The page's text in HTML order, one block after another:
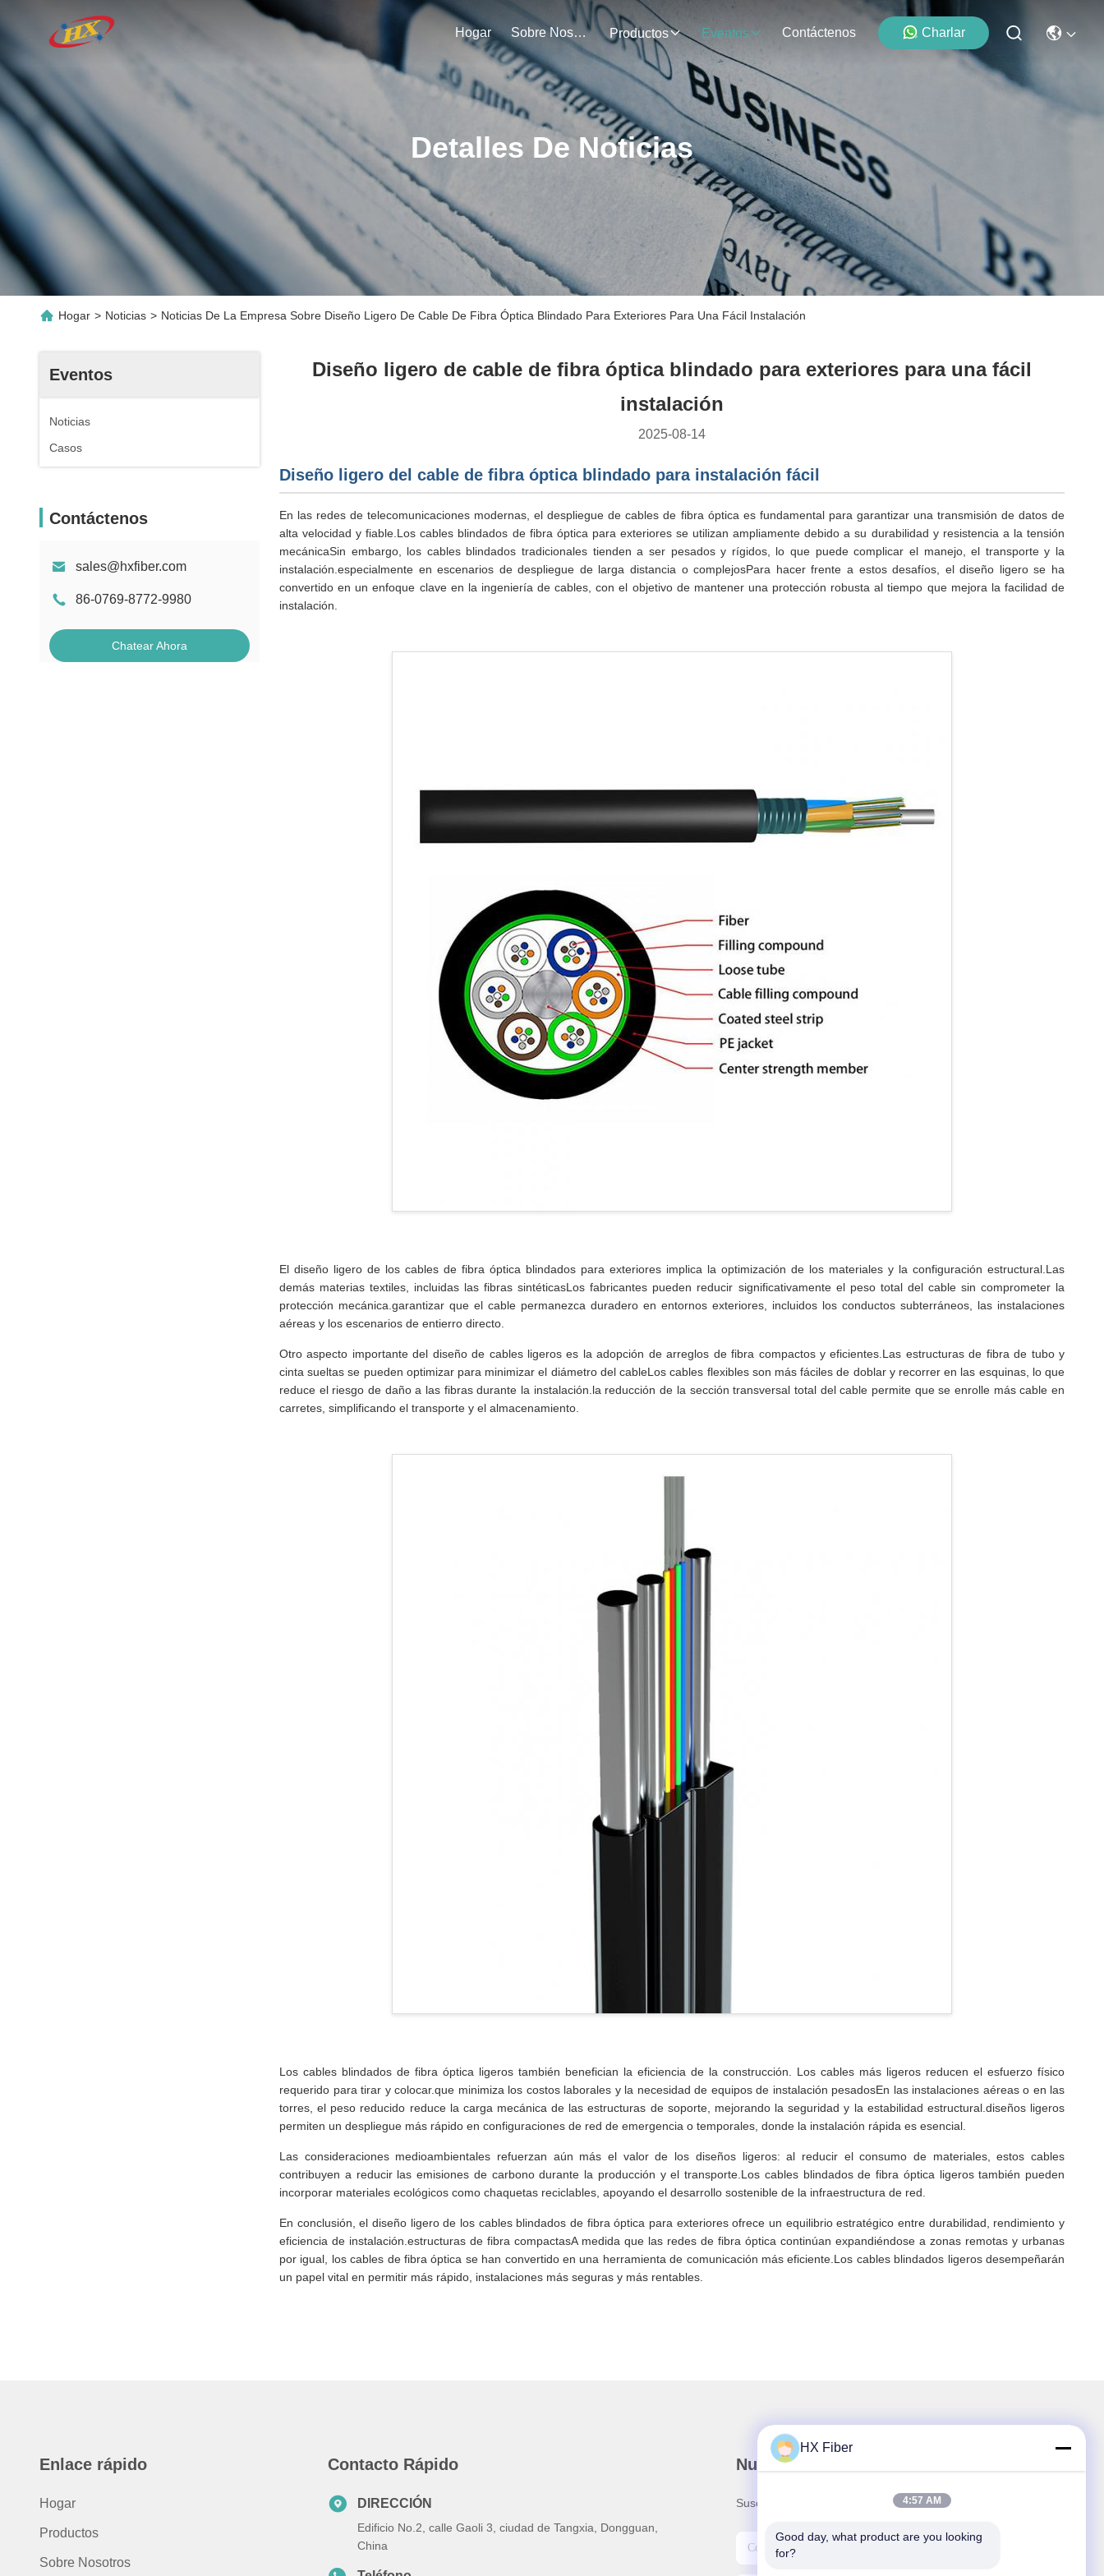
Hogar Sobre Nosotros Productos Eventos Contáctenos Charlar
Detalles De Noticias
Hogar > Noticias > Noticias De La Empresa Sobre Diseño Ligero De Cable De Fibra Óptica Blindado Para Exteriores Para Una Fácil Instalación
Eventos
Noticias
Casos
Contáctenos
sales@hxfiber.com
86-0769-8772-9980
Chatear Ahora
Diseño ligero de cable de fibra óptica blindado para exteriores para una fácil
instalación
2025-08-14
Diseño ligero del cable de fibra óptica blindado para instalación fácil
En las redes de telecomunicaciones modernas, el despliegue de cables de fibra óptica es fundamental para garantizar una transmisión de datos de
alta velocidad y fiable.Los cables blindados de fibra óptica para exteriores se utilizan ampliamente debido a su durabilidad y resistencia a la tensión
mecánicaSin embargo, los cables blindados tradicionales tienden a ser pesados y rígidos, lo que puede complicar el manejo, el transporte y la
instalación.especialmente en escenarios de despliegue de larga distancia o complejosPara hacer frente a estos desafíos, el diseño ligero se ha
convertido en un enfoque clave en la ingeniería de cables, con el objetivo de mantener una protección robusta al tiempo que mejora la facilidad de
instalación.
El diseño ligero de los cables de fibra óptica blindados para exteriores implica la optimización de los materiales y la configuración estructural.Las
demás materias textiles, incluidas las fibras sintéticasLos fabricantes pueden reducir significativamente el peso total del cable sin comprometer la
protección mecánica.garantizar que el cable permanezca duradero en entornos exteriores, incluidos los conductos subterráneos, las instalaciones
aéreas y los escenarios de entierro directo.
Otro aspecto importante del diseño de cables ligeros es la adopción de arreglos de fibra compactos y eficientes.Las estructuras de fibra de tubo y
cinta sueltas se pueden optimizar para minimizar el diámetro del cableLos cables flexibles son más fáciles de doblar y recorrer en las esquinas, lo que
reduce el riesgo de daño a las fibras durante la instalación.la reducción de la sección transversal total del cable permite que se enrolle más cable en
carretes, simplificando el transporte y el almacenamiento.
Los cables blindados de fibra óptica ligeros también benefician la eficiencia de la construcción. Los cables más ligeros reducen el esfuerzo físico
requerido para tirar y colocar.que minimiza los costos laborales y la necesidad de equipos de instalación pesadosEn las instalaciones aéreas o en las
torres, el peso reducido reduce la carga mecánica de las estructuras de soporte, mejorando la seguridad y la estabilidad estructural.diseños ligeros
permiten un despliegue más rápido en configuraciones de red de emergencia o temporales, donde la instalación rápida es esencial.
Las consideraciones medioambientales refuerzan aún más el valor de los diseños ligeros: al reducir el consumo de materiales, estos cables
contribuyen a reducir las emisiones de carbono durante la producción y el transporte.Los cables blindados de fibra óptica ligeros también pueden
incorporar materiales ecológicos como chaquetas reciclables, apoyando el desarrollo sostenible de la infraestructura de red.
En conclusión, el diseño ligero de los cables blindados de fibra óptica para exteriores ofrece un equilibrio estratégico entre durabilidad, rendimiento y
eficiencia de instalación.estructuras de fibra compactasA medida que las redes de fibra óptica continúan expandiéndose a zonas remotas y urbanas
por igual, los cables de fibra óptica se han convertido en una herramienta de comunicación más eficiente.Los cables blindados ligeros desempeñarán
un papel vital en permitir más rápido, instalaciones más seguras y más rentables.
Enlace rápido
Hogar
Productos
Sobre Nosotros
Contacto Rápido
DIRECCIÓN
Edificio No.2, calle Gaoli 3, ciudad de Tangxia, Dongguan,
China
Nuestro boletín
Suscríbete a nuestro boletín para obtener descuentos y más.
HX Fiber
4:57 AM
Good day, what product are you looking
for?